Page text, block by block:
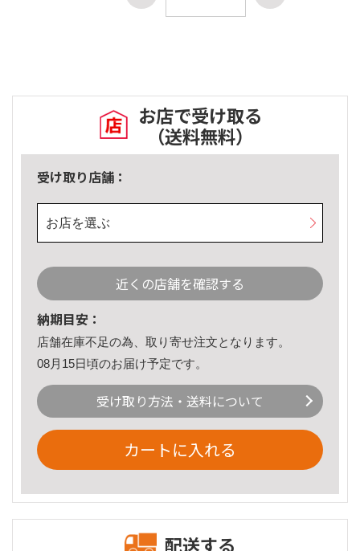
お店で受け取る
（送料無料）
受け取り店舗：
お店を選ぶ
近くの店舗を確認する
納期目安：
店舗在庫不足の為、取り寄せ注文となります。
08月15日頃のお届け予定です。
受け取り方法・送料について
カートに入れる
配送する